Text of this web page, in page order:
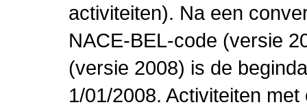
activiteiten). Na een
NACE-BEL-code (versie
(versie 2008) is de
1/01/2008. Activiteiten